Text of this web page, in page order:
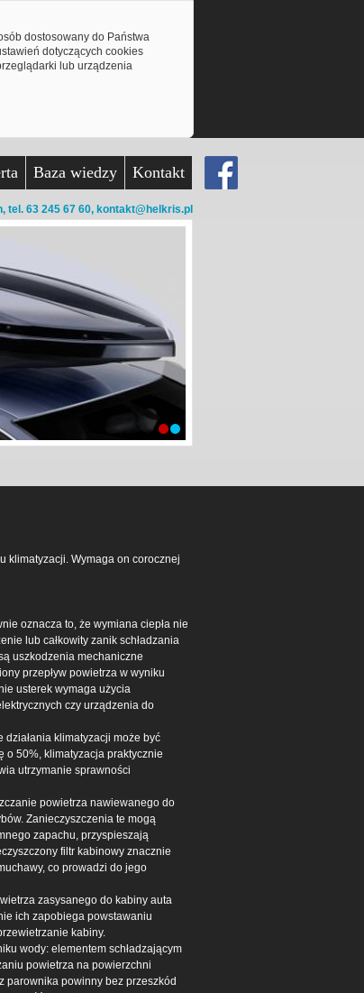
dostosowany do Państwa
dotyczących cookies
lub urządzenia
Baza wiedzy Kontakt
tel. 63 245 67 60, kontakt@helkris.pl
klimatyzacji. Wymaga on corocznej
oznacza to, że wymiana ciepła nie
lub całkowity zanik schładzania
uszkodzenia mechaniczne
przepływ powietrza w wyniku
usterek wymaga użycia
czy urządzenia do
klimatyzacji może być
o 50%, klimatyzacja praktycznie
utrzymanie sprawności
powietrza nawiewanego do
Zanieczyszczenia te mogą
zapachu, przyspieszają
filtr kabinowy znacznie
co prowadzi do jego
zasysanego do kabiny auta
ich zapobiega powstawaniu
kabiny.
wody: elementem schładzającym
powietrza na powierzchni
parownika powinny bez przeszkód